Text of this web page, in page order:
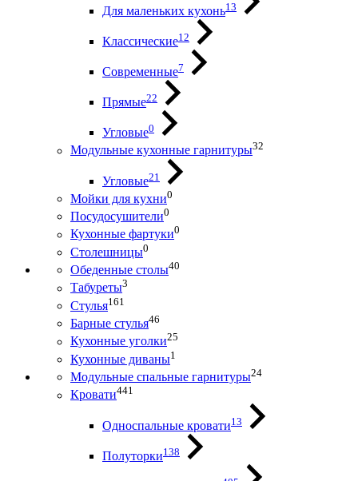
Для маленьких кухонь13
Классические12
Современные7
Прямые22
Угловые0
Модульные кухонные гарнитуры32
Угловые21
Мойки для кухни0
Посудосушители0
Кухонные фартуки0
Столешницы0
Обеденные столы40
Табуреты3
Стулья161
Барные стулья46
Кухонные уголки25
Кухонные диваны1
Модульные спальные гарнитуры24
Кровати441
Односпальные кровати13
Полуторки138